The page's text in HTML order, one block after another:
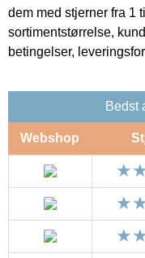
dem med stjerner fra 1
sortimentstørrelse,
betingelser,
Bedst
Webshop